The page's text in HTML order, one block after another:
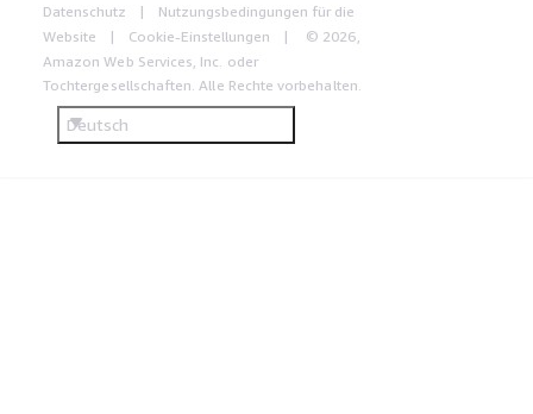
Datenschutz
Nutzungsbedingungen für die
Website
Cookie-Einstellungen
© 2026,
Amazon Web Services, Inc. oder
Tochtergesellschaften. Alle Rechte vorbehalten.
Deutsch